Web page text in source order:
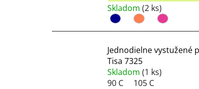
Skladom (2 ks)
Jednodielne vystužené
Tisa 7325
Skladom (1 ks)
90 C
105 C